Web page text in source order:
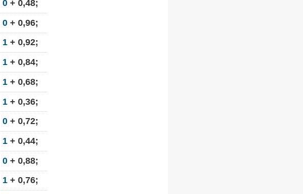
0 + 0,48;
0 + 0,96;
1 + 0,92;
1 + 0,84;
1 + 0,68;
1 + 0,36;
0 + 0,72;
1 + 0,44;
0 + 0,88;
1 + 0,76;